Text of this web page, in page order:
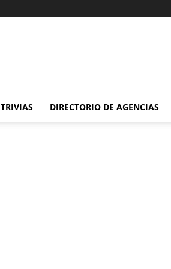
TRIVIAS DIRECTORIO DE AGENCIAS